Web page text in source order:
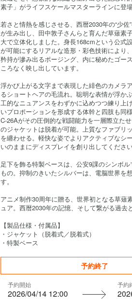
素子」がライフスケールマスターラインに登場
若さと情熱を感じさせる、西暦2030年の“少
が生み出し、田中敦子さんらと育んだ草薙素
大で立体化しました。身長168cmという公式
が可能にするリアルな造形・彩色技術により
矜持が滲み出るポージング、内に秘めたゴー
ころなく映し出しています。
浮かび上がる文字まで表現した緋色のカメラ
るショートヘアの毛流れ。聡明な表情が浮か
工的なニュアンスをわずかに込めつつ練り上
いプロポーションを形成する体幹と四肢も同
C-26Aがその圧倒的な戦闘能力を一層際立た
のジャケットは脱着が可能。上質なファブリ
を纏わせる。軽快な姿でよりアクティブなシ
いのままにディスプレイを創り出してください
足下を飾る特製ベースは、公安9課のシンボ
もの。抑制のきいたシルバーは、電脳世界を
す。
アニメ制作30周年に贈る、世界初となる草薙
ュア。西暦2030年の記憶、そして繋がる過去
【製品仕様・付属品】
・ジャケット（脱着式／脱着式）
・特製ベース
予約終了
予約開始
2026/04/14 12:00
予約